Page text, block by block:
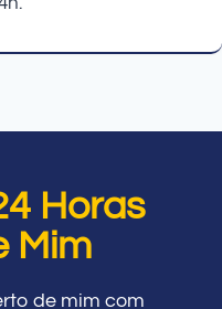
Horas
Mim
de mim com